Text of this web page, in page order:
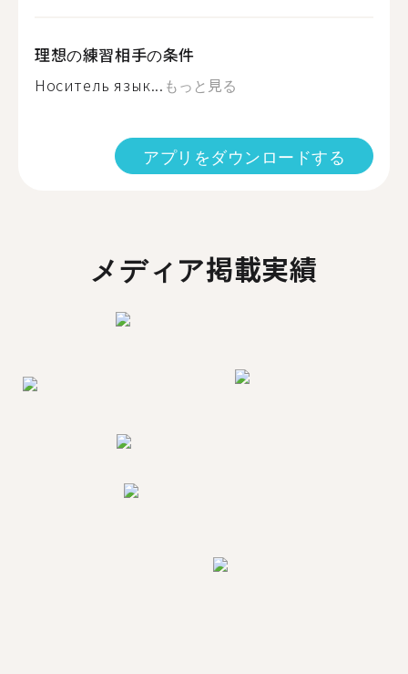
理想の練習相手の条件
Носитель язык... もっと見る
アプリをダウンロードする
メディア掲載実績